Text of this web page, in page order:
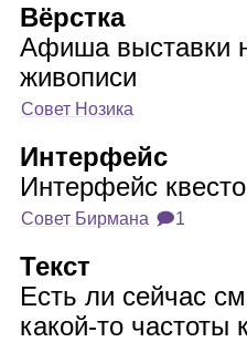
Вёрстка
Афиша выставки
живописи
Совет Нозика
Интерфейс
Интерфейс
Совет Бирмана 🗩1
Текст
Есть ли сейчас
какой‑то частоты